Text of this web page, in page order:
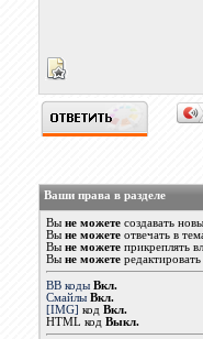
Ваши права в разделе
Вы не можетесоздавать
Вы не можетеотвечать в
Вы не можетеприкреплять
Вы не можете
BB коды Вкл.
Смайлы Вкл.
[IMG] код Вкл.
HTML код Выкл.